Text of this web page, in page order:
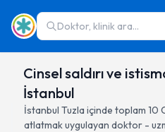
Doktor, klinik ara...
Cinsel saldırı ve
İstanbul
İstanbul Tuzla içinde toplam 10
atlatmakuygulayan doktor -